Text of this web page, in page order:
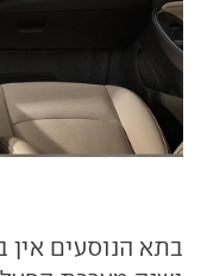
בתא הנוסעים אין